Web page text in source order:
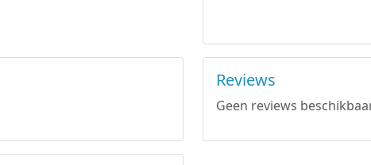
Reviews
Geen reviews